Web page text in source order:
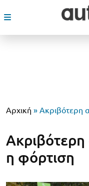
Αρχική » Ακριβότερη
Ακριβότερη
η φόρτιση